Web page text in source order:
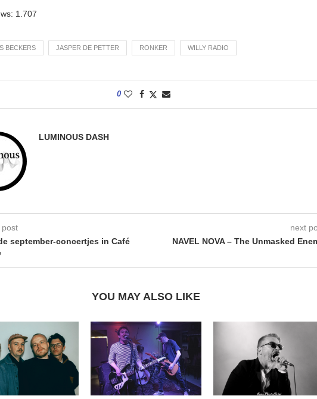
1.707
BECKERS JASPER DE PETTER RONKER WILLY RADIO
0
LUMINOUS DASH
post
september-concertjes in Café
next
NAVEL NOVA – The Unmasked
YOU MAY ALSO LIKE